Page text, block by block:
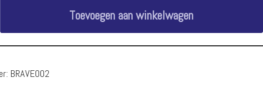
Toevoegen aan winkelwagen
BRAVE002